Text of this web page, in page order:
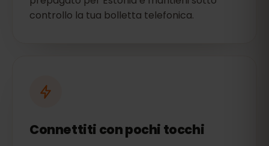
controllo la tua bolletta telefonica.
Connettiti con pochi tocchi